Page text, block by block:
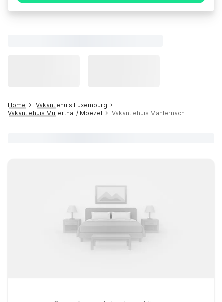
Home
Vakantiehuis Luxemburg
Vakantiehuis Mullerthal / Moezel
Vakantiehuis Manternach